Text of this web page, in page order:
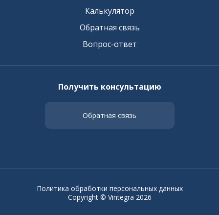
Калькулятор
Обратная связь
Вопрос-ответ
Получить консультацию
Обратная связь
Copyright © Vintegra 2026
Политика обработки персональных данных